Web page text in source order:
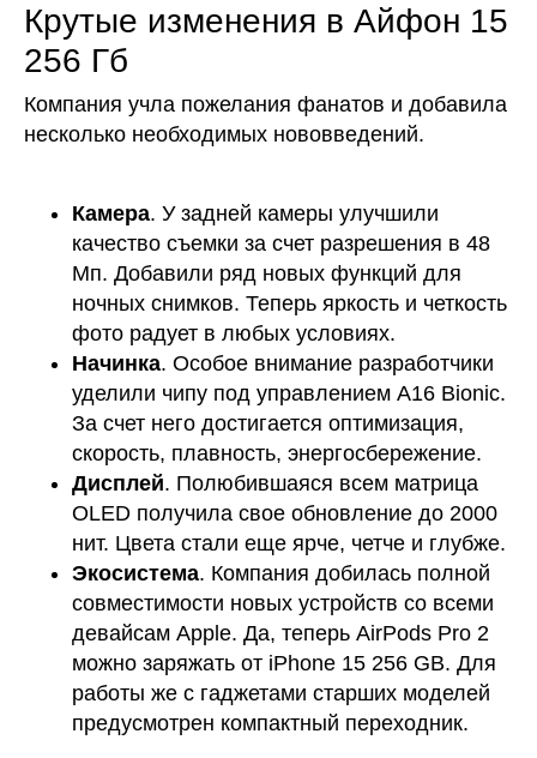
Крутые изменения в Айфон 15
256 Гб
Компания учла пожелания фанатов и добавила
несколько необходимых нововведений.
Камера. У задней камеры улучшили
качество съемки за счет разрешения в 48
Мп. Добавили ряд новых функций для
ночных снимков. Теперь яркость и четкость
фото радует в любых условиях.
Начинка. Особое внимание разработчики
уделили чипу под управлением A16 Bionic.
За счет него достигается оптимизация,
скорость, плавность, энергосбережение.
Дисплей. Полюбившаяся всем матрица
OLED получила свое обновление до 2000
нит. Цвета стали еще ярче, четче и глубже.
Экосистема. Компания добилась полной
совместимости новых устройств со всеми
девайсам Apple. Да, теперь AirPods Pro 2
можно заряжать от iPhone 15 256 GB. Для
работы же с гаджетами старших моделей
предусмотрен компактный переходник.